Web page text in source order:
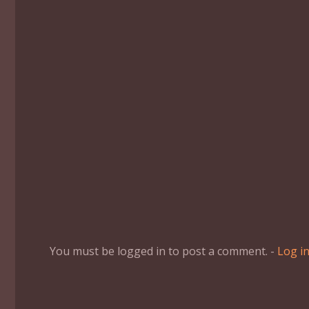
You must be logged in to post a comment. - Log in